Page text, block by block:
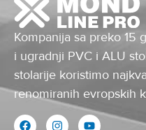
Kompanija sa preko 15
i ugradnji PVC i ALU
stolarije koristimo
renomiranih evropskih